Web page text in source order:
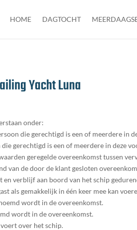
HOME DAGTOCHT
Yacht Luna
onder:
die gerechtigd is een of meerdere in
gerechtigd is een of meerdere in deze
geregelde overeenkomst tussen
van de door de klant gesloten
en verblijf aan boord van het schip
als gemakkelijk in één keer mee kan
wordt in de overeenkomst.
wordt in de overeenkomst.
over het schip.